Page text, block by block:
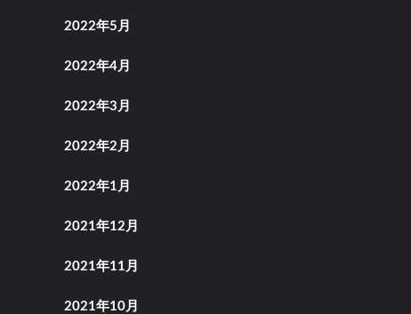
2022年5月
2022年4月
2022年3月
2022年2月
2022年1月
2021年12月
2021年11月
2021年10月